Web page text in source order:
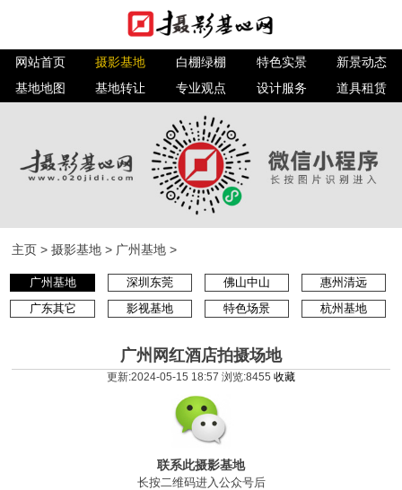
网站首页 摄影基地 白棚绿棚 特色实景
新景动态
基地地图
基地转让 专业观点 设计服务 道具租赁
主页 >摄影基地 > 广州基地 >
广州基地 深圳东莞 佛山中山
惠州清远
广东其它
影视基地 特色场景 杭州基地
广州网红酒店拍摄场地
更新:2024-05-15 18:57 浏览:8455 收藏
联系此摄影基地
长按二维码进入公众号后